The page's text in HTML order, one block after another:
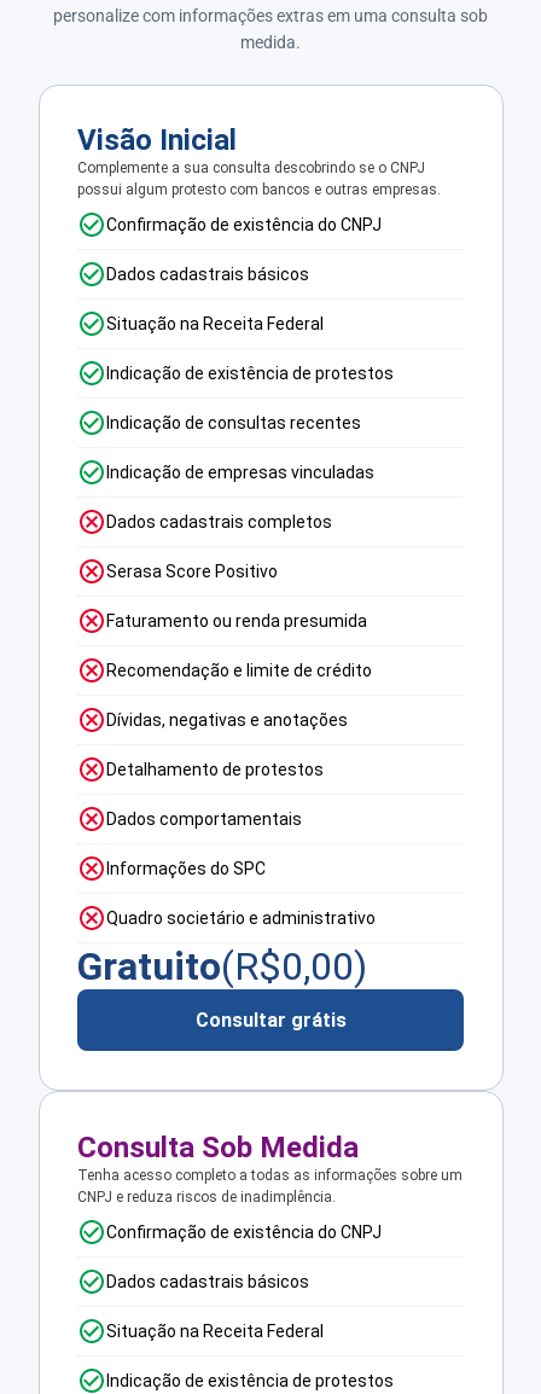
personalize com informações extras em uma consulta sob
medida.
Visão Inicial
Complemente a sua consulta descobrindo se o CNPJ
possui algum protesto com bancos e outras empresas.
Confirmação de existência do CNPJ
Dados cadastrais básicos
Situação na Receita Federal
Indicação de existência de protestos
Indicação de consultas recentes
Indicação de empresas vinculadas
Dados cadastrais completos
Serasa Score Positivo
Faturamento ou renda presumida
Recomendação e limite de crédito
Dívidas, negativas e anotações
Detalhamento de protestos
Dados comportamentais
Informações do SPC
Quadro societário e administrativo
Gratuito(R$0,00)
Consultar grátis
Consulta Sob Medida
Tenha acesso completo a todas as informações sobre um
CNPJ e reduza riscos de inadimplência.
Confirmação de existência do CNPJ
Dados cadastrais básicos
Situação na Receita Federal
Indicação de existência de protestos